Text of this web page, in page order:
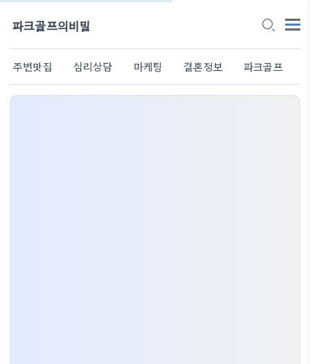
파크골프의비밀
주변맛집 심리상담 마케팅 결혼정보 파크골프